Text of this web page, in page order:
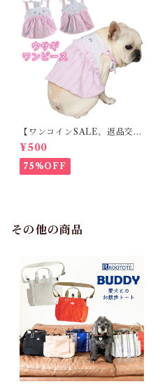
【ワンコインSALE、返品交換
不可】KM171SK フレンチブ
ルドック 犬服 女の子 ピンク
スカート
¥500
75%OFF
その他の商品